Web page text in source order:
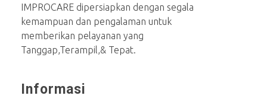
IMPROCARE dipersiapkan dengan segala
kemampuan dan pengalaman untuk
memberikan pelayanan yang
Tanggap,Terampil,& Tepat.
Informasi